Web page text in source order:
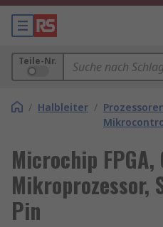
Teile-Nr.
/ Halbleiter /
Microchip
Mikroprozessor,
Pin